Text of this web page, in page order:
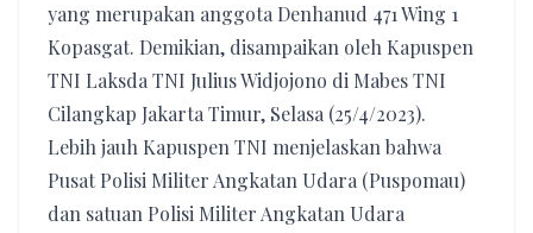
yang merupakan anggota Denhanud 471 Wing 1
Kopasgat. Demikian, disampaikan oleh Kapuspen
TNI Laksda TNI Julius Widjojono di Mabes TNI
Cilangkap Jakarta Timur, Selasa (25/4/2023).
Lebih jauh Kapuspen TNI menjelaskan bahwa
Pusat Polisi Militer Angkatan Udara (Puspomau)
dan satuan Polisi Militer Angkatan Udara